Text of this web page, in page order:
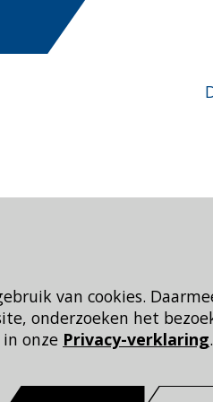
van cookies.
onderzoeken het
onze Privacy-verklaring.